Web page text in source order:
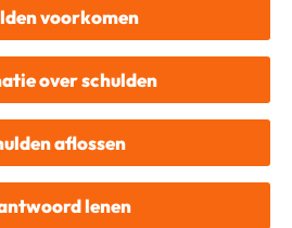
voorkomen
over schulden
aflossen
lenen